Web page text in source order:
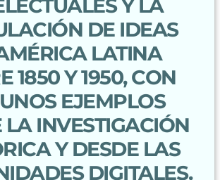
Y LA
DE IDEAS
LATINA
1850 Y 1950, CON
EJEMPLOS
LA INVESTIGACIÓN
Y DESDE LAS
DIGITALES.